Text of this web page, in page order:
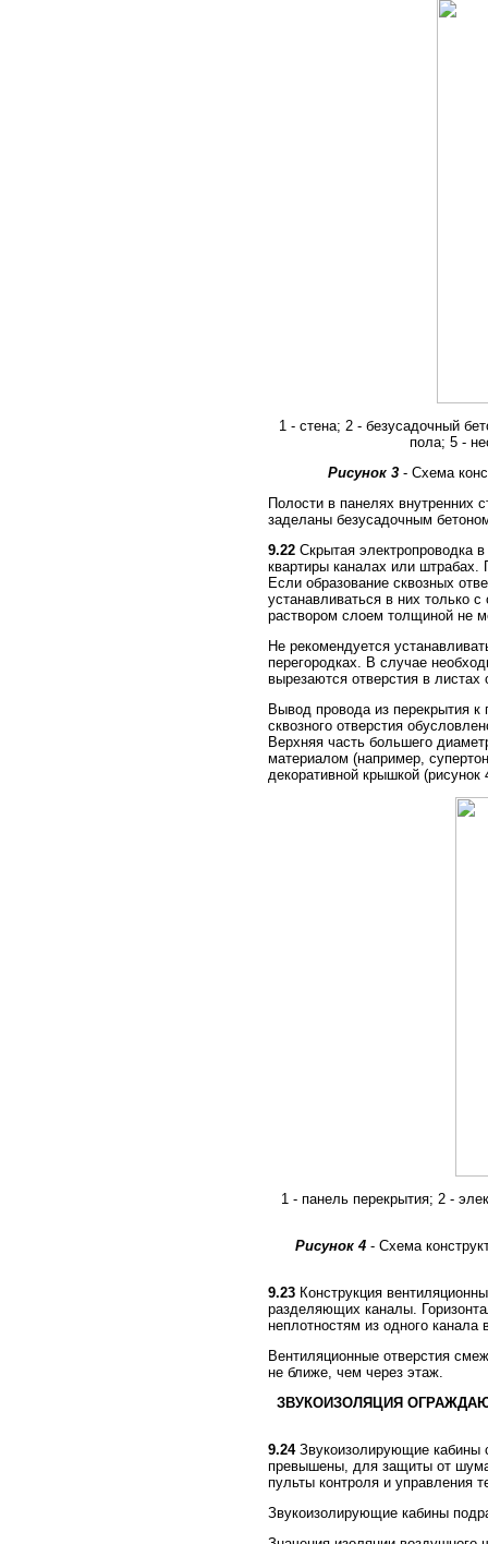
1 - стена; 2 - безусадочный
пола; 5 -
Рисунок 3 - Схема
Полости в панелях внутренних
заделаны безусадочным
9.22 Скрытая электропроводка
квартиры каналах или штрабах.
Если образование сквозных
устанавливаться в них только
раствором слоем толщиной не
Не рекомендуется
перегородках. В случае
вырезаются отверстия в листах
Вывод провода из перекрытия к
сквозного отверстия
Верхняя часть большего
материалом (например,
декоративной крышкой (рисунок
1 - панель перекрытия; 2 -
Рисунок 4 - Схема
9.23 Конструкция
разделяющих каналы.
неплотностям из одного канала
Вентиляционные отверстия
не ближе, чем через этаж.
ЗВУКОИЗОЛЯЦИЯ
9.24Звукоизолирующие кабины
превышены, для защиты от
пульты контроля и управления
Звукоизолирующие кабины